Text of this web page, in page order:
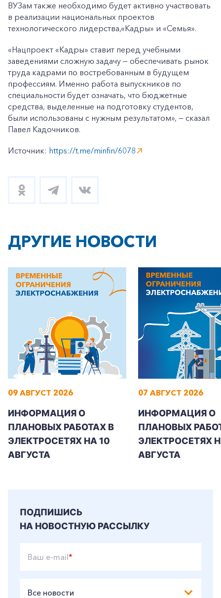
+7-800-700-24-57
Заказать обратный звонок
Частным клиентам
ВУЗам также необходимо будет активно участвовать
в реализации национальных проектов
технологического лидерства,«Кадры» и «Семья».
«Нацпроект «Кадры» ставит перед учебными
заведениями сложную задачу — обеспечивать рынок
труда кадрами по востребованным в будущем
профессиям. Именно работа выпускников по
специальности будет означать, что бюджетные
средства, выделенные на подготовку студентов,
были использованы с нужным результатом», — сказал
Павел Кадочников.
Источник: https://t.me/minfin/6078
ДРУГИЕ НОВОСТИ
09 АВГУСТ 2026
ИНФОРМАЦИЯ О
ПЛАНОВЫХ РАБОТАХ В
ЭЛЕКТРОСЕТЯХ НА 10
АВГУСТА
07 АВГУСТ 2026
ИНФОРМАЦИЯ О
ПЛАНОВЫХ
ЭЛЕКТРОСЕТЯХ
АВГУСТА
ПОДПИШИСЬ
НА НОВОСТНУЮ РАССЫЛКУ
Ваш e-mail*
Все новости